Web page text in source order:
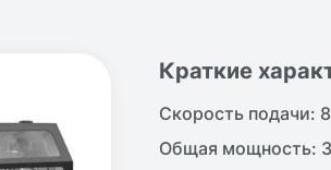
Краткие
Скорость подачи:
Общая мощность: